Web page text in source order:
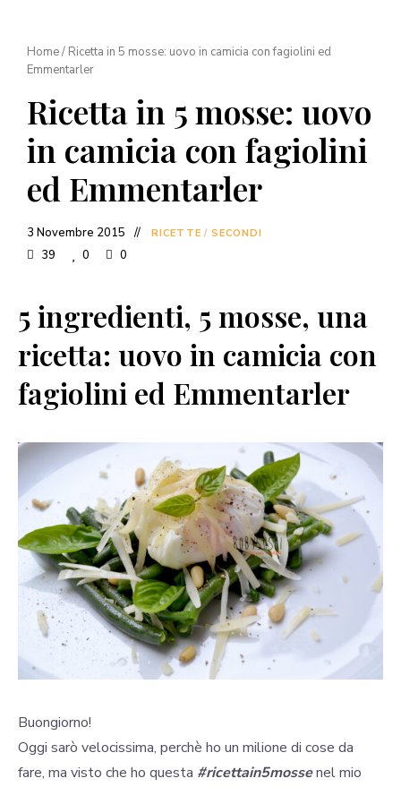
Home/ Ricetta in 5 mosse: uovo in camicia con fagiolini ed
Emmentarler
Ricetta in 5 mosse: uovo
in camicia con fagiolini
ed Emmentarler
3 Novembre 2015 RICETTE / SECONDI
39 0 0
5 ingredienti, 5 mosse, una
ricetta: uovo in camicia con
fagiolini ed Emmentarler
Buongiorno!
Oggi sarò velocissima, perchè ho un milione di cose da
fare, ma visto che ho questa #ricettain5mossenel mio